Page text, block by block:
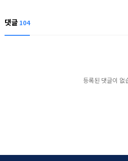
댓글104
등록된 댓글이 없